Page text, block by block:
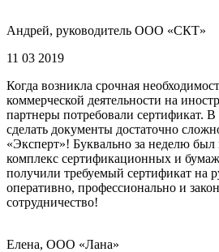
Андрей, руководитель ООО «СКТ»
11 03 2019
Когда возникла срочная
коммерческой деятельности на
партнеры потребовали сертификат.
сделать документы достаточно
«Эксперт»! Буквально за неделю
комплекс сертификационных и
получили требуемый сертификат на
оперативно, профессионально и
сотрудничество!
Елена, ООО «Лана»